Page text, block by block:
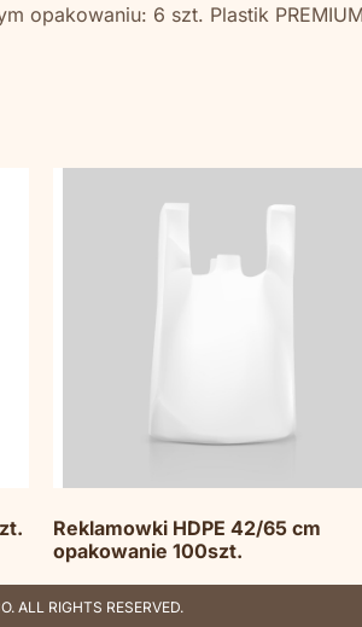
opakowaniu: 6 szt. Plastik
Reklamowki HDPE 42/65 cm
opakowanie 100szt.
ALL RIGHTS RESERVED.